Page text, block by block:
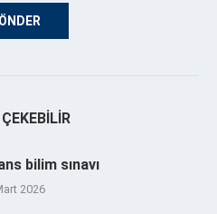
bilim sınavı
2026